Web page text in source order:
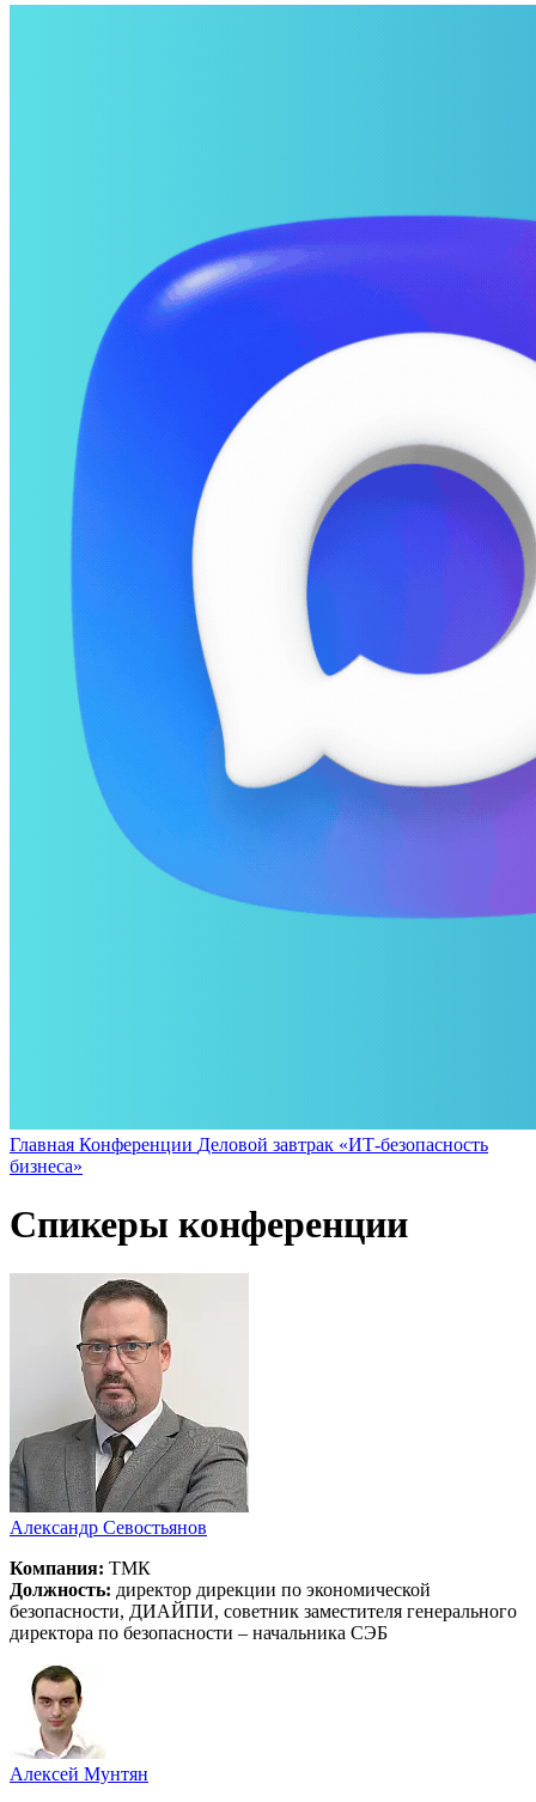
Главная Конференции Деловой завтрак «ИТ-безопасность
бизнеса»
Спикеры конференции
Александр Севостьянов
Компания: ТМК
Должность: директор дирекции по экономической
безопасности, ДИАЙПИ, советник заместителя генерального
директора по безопасности – начальника СЭБ
Алексей Мунтян